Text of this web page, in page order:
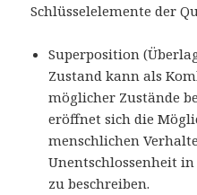
Schlüsselelemente der
Superposition
Zustand kann als
möglicher Zustände
eröffnet sich die
menschlichen
Unentschlossenheit
zu beschreiben.